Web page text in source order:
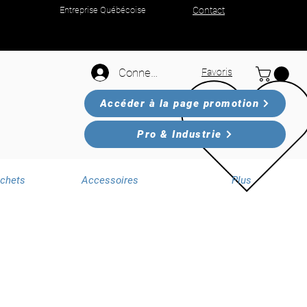
Entreprise Québécoise Contact
Connexion Favoris
Accéder à la page promotion
Pro & Industrie
Accessoires Plus